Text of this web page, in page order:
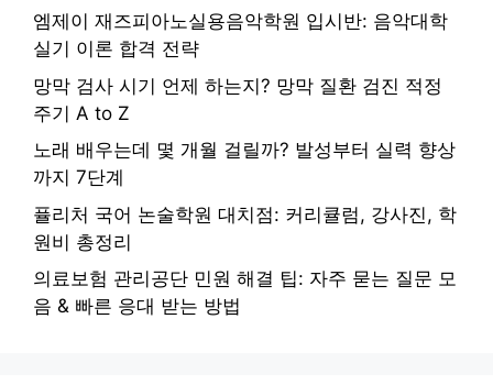
엠제이 재즈피아노실용음악학원 입시반: 음악대학
실기 이론 합격 전략
망막 검사 시기 언제 하는지? 망막 질환 검진 적정
주기 A to Z
노래 배우는데 몇 개월 걸릴까? 발성부터 실력 향상
까지 7단계
퓰리처 국어 논술학원 대치점: 커리큘럼, 강사진, 학
원비 총정리
의료보험 관리공단 민원 해결 팁: 자주 묻는 질문 모
음 & 빠른 응대 받는 방법